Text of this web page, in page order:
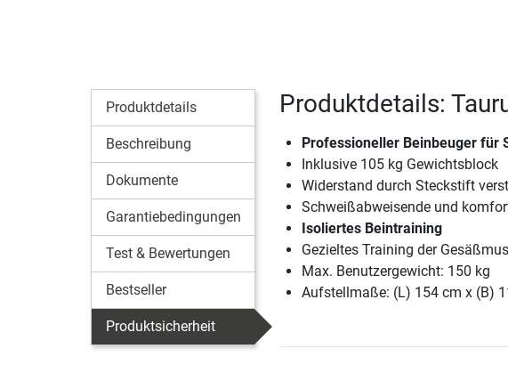
Produktdetails
Beschreibung
Dokumente
Garantiebedingungen
Test & Bewertungen
Bestseller
Produktsicherheit
Produktdetails:
Professioneller Beinbeuger für
Inklusive 105 kg Gewichtsblock
Widerstand durch Steckstift
Schweißabweisende und
Isoliertes Beintraining
Gezieltes Training der
Max. Benutzergewicht: 150 kg
Aufstellmaße: (L) 154 cm x (B)